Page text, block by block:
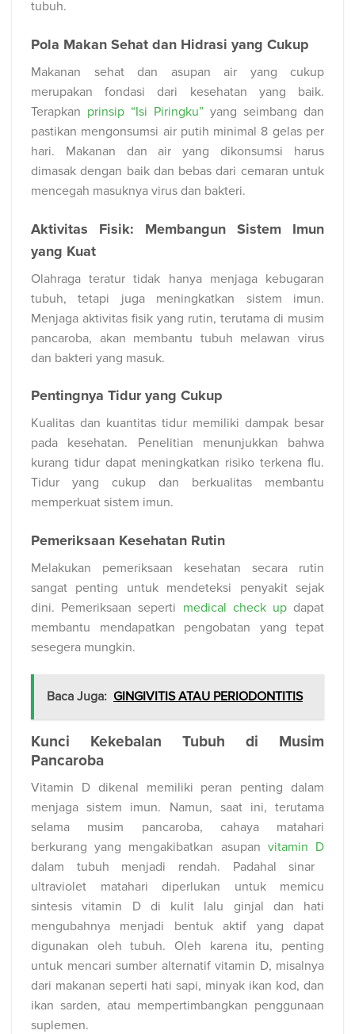
tubuh.
Pola Makan Sehat dan Hidrasi yang Cukup
Makanan sehat dan asupan air yang cukup
merupakan fondasi dari kesehatan yang baik.
Terapkan prinsip “Isi Piringku” yang seimbang dan
pastikan mengonsumsi air putih minimal 8 gelas per
hari. Makanan dan air yang dikonsumsi harus
dimasak dengan baik dan bebas dari cemaran untuk
mencegah masuknya virus dan bakteri.
Aktivitas Fisik: Membangun Sistem Imun
yang Kuat
Olahraga teratur tidak hanya menjaga kebugaran
tubuh, tetapi juga meningkatkan sistem imun.
Menjaga aktivitas fisik yang rutin, terutama di musim
pancaroba, akan membantu tubuh melawan virus
dan bakteri yang masuk.
Pentingnya Tidur yang Cukup
Kualitas dan kuantitas tidur memiliki dampak besar
pada kesehatan. Penelitian menunjukkan bahwa
kurang tidur dapat meningkatkan risiko terkena flu.
Tidur yang cukup dan berkualitas membantu
memperkuat sistem imun.
Pemeriksaan Kesehatan Rutin
Melakukan pemeriksaan kesehatan secara rutin
sangat penting untuk mendeteksi penyakit sejak
dini. Pemeriksaan seperti medical check updapat
membantu mendapatkan pengobatan yang tepat
sesegera mungkin.
Baca Juga: GINGIVITIS ATAU PERIODONTITIS
Kunci Kekebalan Tubuh di Musim
Pancaroba
Vitamin D dikenal memiliki peran penting dalam
menjaga sistem imun. Namun, saat ini, terutama
selama musim pancaroba, cahaya matahari
berkurang yang mengakibatkan asupan vitamin D
dalam tubuh menjadi rendah. Padahal sinar
ultraviolet matahari diperlukan untuk memicu
sintesis vitamin D di kulit lalu ginjal dan hati
mengubahnya menjadi bentuk aktif yang dapat
digunakan oleh tubuh. Oleh karena itu, penting
untuk mencari sumber alternatif vitamin D, misalnya
dari makanan seperti hati sapi, minyak ikan kod, dan
ikan sarden, atau mempertimbangkan penggunaan
suplemen.